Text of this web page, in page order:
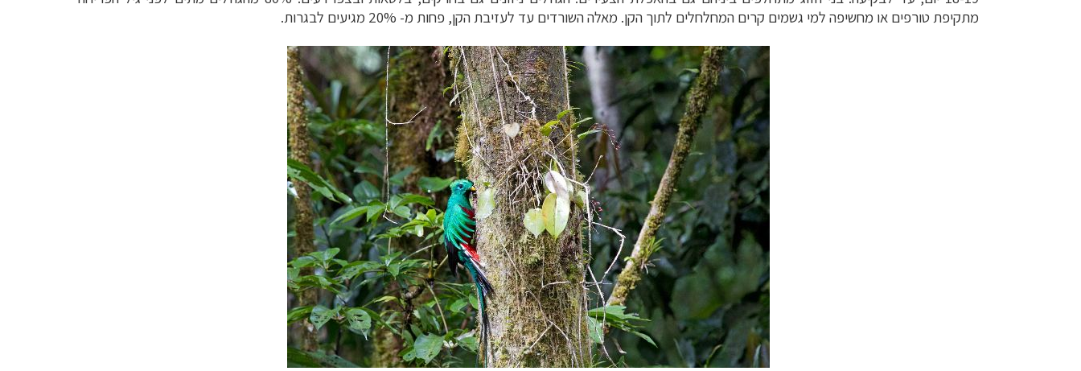
מתקיפת טורפים או מחשיפה למי גשמים קרים המחלחלים לתוך הקן. מאלה השורדים עד לעזיבת הקן, פחות מ- 20% מגיעים לבגרות.